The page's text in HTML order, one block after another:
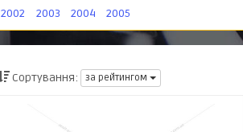
2002 2003 2004 2005
Сортування: за рейтингом